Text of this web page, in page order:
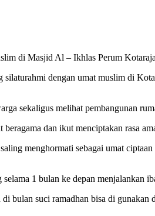
di Masjid Al – Ikhlas Perum
dengan umat muslim di
sekaligus melihat pembangunan
dan ikut menciptakan rasa
menghormati sebagai umat
1 bulan ke depan menjalankan
bulan suci ramadhan bisa di